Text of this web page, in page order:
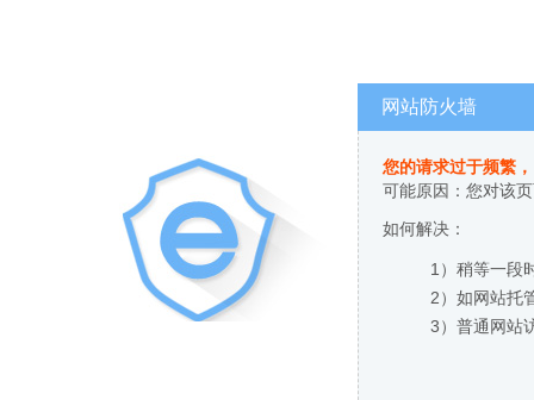
网站防火墙
您的请求过于频繁
可能原因：您对该
如何解决：
1）稍等一段
2）如网站托
3）普通网站